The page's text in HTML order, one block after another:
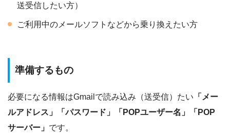
送受信したい方）
ご利用中のメールソフトなどから乗り換えたい方
準備するもの
必要になる情報はGmailで読み込み（送受信）たい 「メー
ルアドレス」「パスワード」「POPユーザー名」「POP
サーバー」 です。